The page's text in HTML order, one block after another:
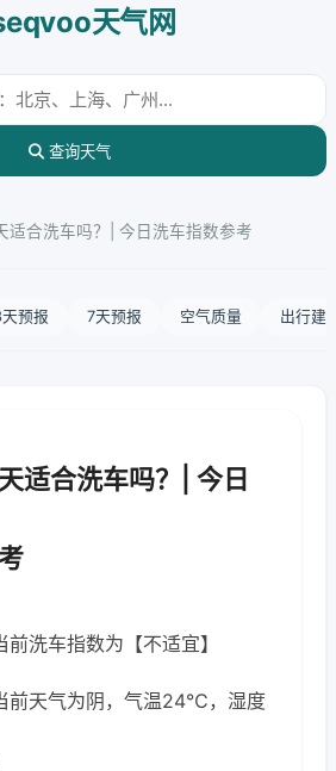
天气网
查询天气
适合洗车吗？| 今日洗车指数参考
预报 7天预报 空气质量 出行建
适合洗车吗？| 今日
前洗车指数为【不适宜】
前天气为阴，气温24℃，湿度